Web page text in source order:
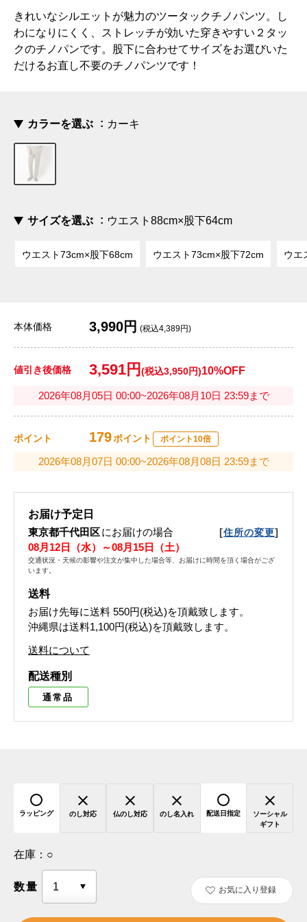
きれいなシルエットが魅力のツータックチノパンツ。し
わになりにくく、ストレッチが効いた穿きやすい２タッ
クのチノパンです。股下に合わせてサイズをお選びいた
だけるお直し不要のチノパンツです！
カラーを選ぶ カーキ
サイズを選ぶ ウエスト88cm×股下64cm
ウエスト73cm×股下68cm ウエスト73cm×股下72cm ウエ
本体価格 3,990円 (税込4,389円)
値引き後価格 3,591円 (税込3,950円)10%OFF
2026年08月05日 00:00~2026年08月10日 23:59まで
ポイント 179ポイント ポイント10倍
2026年08月07日 00:00~2026年08月08日 23:59まで
お届け予定日
東京都千代田区にお届けの場合 [住所の変更]
08月12日（水）～08月15日（土）
交通状況・天候の影響や注文が集中した場合等、お届けに時間を頂く場合がござ
います。
送料
お届け先毎に送料 550円(税込)を頂戴致します。
沖縄県は送料1,100円(税込)を頂戴致します。
送料について
配送種別
通常品
ラッピング のし対応 仏のし対応 のし名入れ 配送日指定
ソーシャル
ギフト
在庫： ○
数量 お気に入り登録